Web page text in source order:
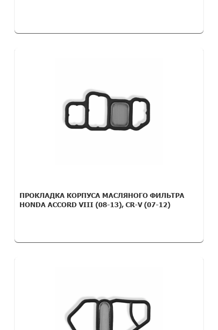
ПРОКЛАДКА КОРПУСА МАСЛЯНОГО ФИЛЬТРА
HONDA ACCORD VIII (08-13), CR-V (07-12)